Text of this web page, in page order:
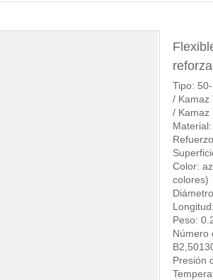
Tipo:
/ Kamaz
/ Kamaz
Color:
colores)
Peso:
Número
Presión